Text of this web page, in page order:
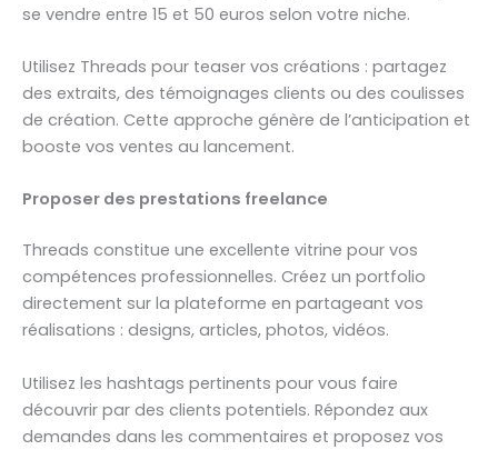
se vendre entre 15 et 50 euros selon votre niche.
Utilisez Threads pour teaser vos créations : partagez
des extraits, des témoignages clients ou des coulisses
de création. Cette approche génère de l’anticipation et
booste vos ventes au lancement.
Proposer des prestations freelance
Threads constitue une excellente vitrine pour vos
compétences professionnelles. Créez un portfolio
directement sur la plateforme en partageant vos
réalisations : designs, articles, photos, vidéos.
Utilisez les hashtags pertinents pour vous faire
découvrir par des clients potentiels. Répondez aux
demandes dans les commentaires et proposez vos